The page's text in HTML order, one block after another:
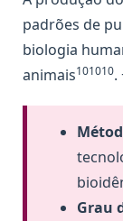
padrões de
biologia
animais101010.
Grau